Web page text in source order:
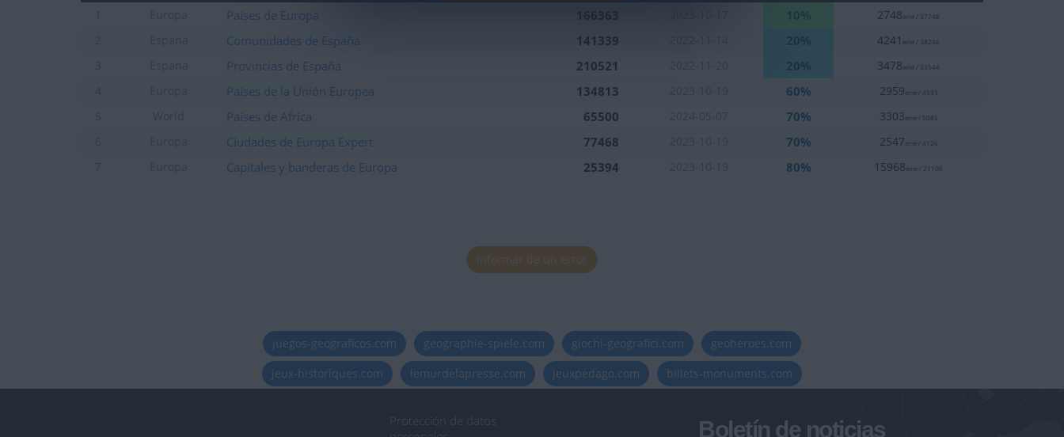
Países de Europa 10% 2748eme / 37748
Comunidades de España 141339 20% 4241 eme / 38246
Provincias de España 210521 20% 3478eme / 33544
Países de la Unión Europea 134813 60% 2959eme / 4933
Países de Africa 65500 70% 3303eme / 5085
Ciudades de Europa Expert 77468 70% 2547eme / 4126
Capitales y banderas de Europa 25394 80% 15968eme / 21106
Informar de un error
juegos-geograficos.com geographie-spiele.com giochi-geografici.com
geoheroes.com
jeux-historiques.com
lemurdelapresse.com jeuxpedago.com billets-monuments.com
Protección de datos
Boletín de noticias